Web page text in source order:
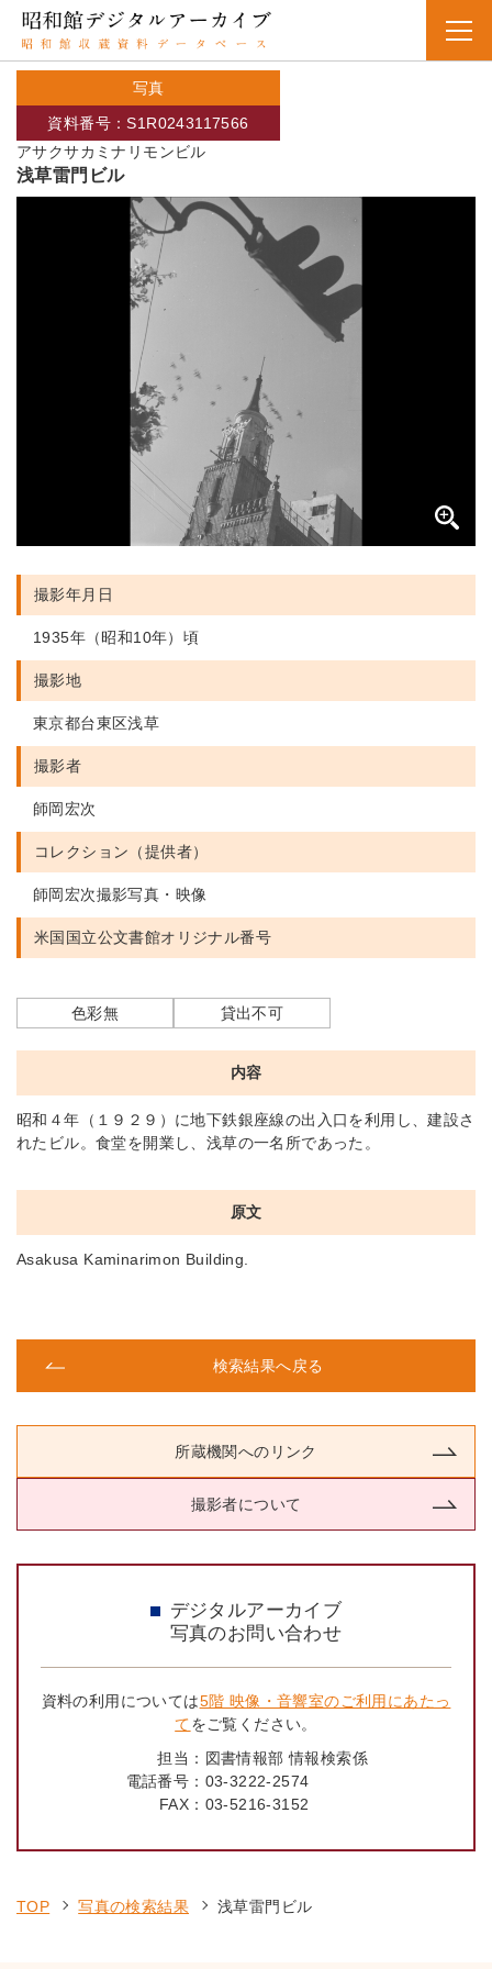
写真
アサクサカミナリモンビル
資料番号：S1R0243117566
浅草雷門ビル
撮影年月日
1935年（昭和10年）頃
撮影地
東京都台東区浅草
撮影者
師岡宏次
コレクション（提供者）
師岡宏次撮影写真・映像
米国国立公文書館オリジナル番号
色彩無 貸出不可
内容
昭和４年（１９２９）に地下鉄銀座線の出入口を利用し、建設さ
れたビル。食堂を開業し、浅草の一名所であった。
原文
Asakusa Kaminarimon Building.
検索結果へ戻る
所蔵機関へのリンク
撮影者について
デジタルアーカイブ
写真のお問い合わせ
資料の利用については5階 映像・音響室のご利用にあたっ
てをご覧ください。
担当： 図書情報部 情報検索係
電話番号： 03-3222-2574
FAX： 03-5216-3152
TOP 写真の検索結果 浅草雷門ビル